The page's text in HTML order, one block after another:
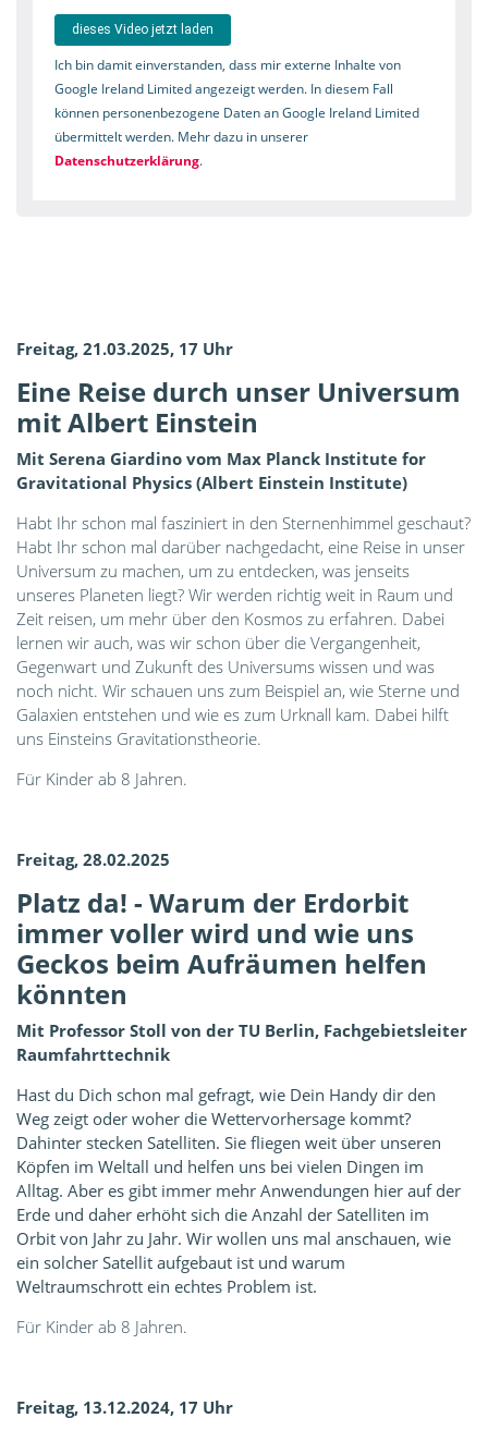
dieses Video jetzt laden
Ich bin damit einverstanden, dass mir externe Inhalte von
Google Ireland Limited angezeigt werden. In diesem Fall
können personenbezogene Daten an Google Ireland Limited
übermittelt werden. Mehr dazu in unserer
Datenschutzerklärung.
Freitag, 21.03.2025, 17 Uhr
Eine Reise durch unser Universum
mit Albert Einstein
Mit Serena Giardino vom Max Planck Institute for
Gravitational Physics (Albert Einstein Institute)
Habt Ihr schon mal fasziniert in den Sternenhimmel geschaut?
Habt Ihr schon mal darüber nachgedacht, eine Reise in unser
Universum zu machen, um zu entdecken, was jenseits
unseres Planeten liegt? Wir werden richtig weit in Raum und
Zeit reisen, um mehr über den Kosmos zu erfahren. Dabei
lernen wir auch, was wir schon über die Vergangenheit,
Gegenwart und Zukunft des Universums wissen und was
noch nicht. Wir schauen uns zum Beispiel an, wie Sterne und
Galaxien entstehen und wie es zum Urknall kam. Dabei hilft
uns Einsteins Gravitationstheorie.
Für Kinder ab 8 Jahren.
Freitag, 28.02.2025
Platz da! - Warum der Erdorbit
immer voller wird und wie uns
Geckos beim Aufräumen helfen
könnten
Mit Professor Stoll von der TU Berlin, Fachgebietsleiter
Raumfahrttechnik
Hast du Dich schon mal gefragt, wie Dein Handy dir den
Weg zeigt oder woher die Wettervorhersage kommt?
Dahinter stecken Satelliten. Sie fliegen weit über unseren
Köpfen im Weltall und helfen uns bei vielen Dingen im
Alltag. Aber es gibt immer mehr Anwendungen hier auf der
Erde und daher erhöht sich die Anzahl der Satelliten im
Orbit von Jahr zu Jahr. Wir wollen uns mal anschauen, wie
ein solcher Satellit aufgebaut ist und warum
Weltraumschrott ein echtes Problem ist.
Für Kinder ab 8 Jahren.
Freitag, 13.12.2024, 17 Uhr